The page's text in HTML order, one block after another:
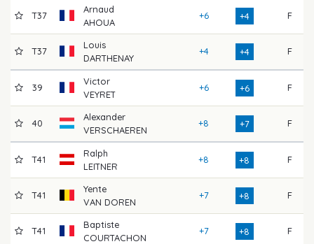
T37
Arnaud
AHOUA
+6 +4 F
T37
Louis
DARTHENAY
+4 +4 F
39
Victor
VEYRET
+6 +6 F
40
Alexander
VERSCHAEREN
+8 +7 F
T41
Ralph
LEITNER
+8 +8 F
T41
Yente
VAN DOREN
+7 +8 F
T41
Baptiste
COURTACHON
+7 +8 F